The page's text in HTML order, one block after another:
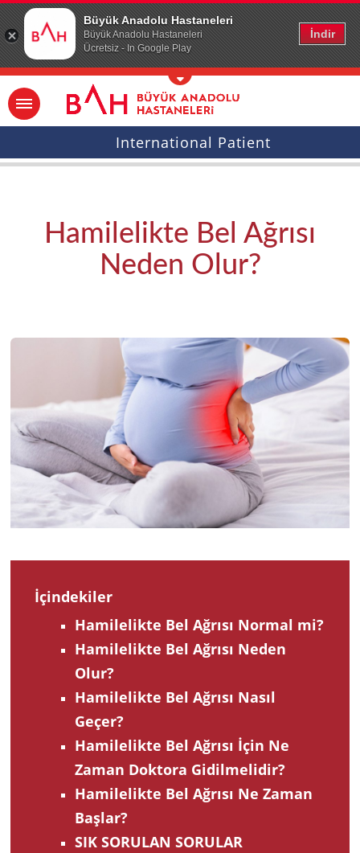
Büyük Anadolu Hastaneleri
Büyük Anadolu Hastaneleri
Ücretsiz - In Google Play
İndir
Ana icerige atla
International Patient
Hamilelikte Bel Ağrısı
Neden Olur?
2024
İçindekiler
Hamilelikte Bel Ağrısı Normal mi?
Hamilelikte Bel Ağrısı Neden
Olur?
Hamilelikte Bel Ağrısı Nasıl
Geçer?
Hamilelikte Bel Ağrısı İçin Ne
Zaman Doktora Gidilmelidir?
Hamilelikte Bel Ağrısı Ne Zaman
Başlar?
SIK SORULAN SORULAR